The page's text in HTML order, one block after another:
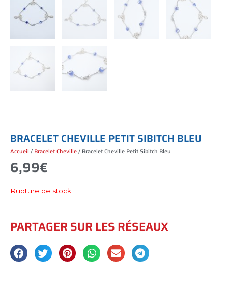
BRACELET CHEVILLE PETIT SIBITCH BLEU
Accueil / Bracelet Cheville/ Bracelet Cheville Petit Sibitch Bleu
6,99€
Rupture de stock
PARTAGER SUR LES RÉSEAUX